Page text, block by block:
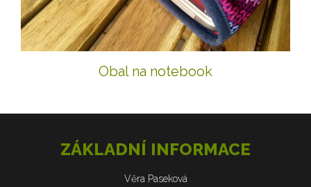
Obal na notebook
ZÁKLADNÍ INFORMACE
Věra Paseková